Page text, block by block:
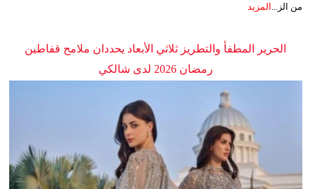
من الز...
المزيد
الحرير المطفأ والتطريز ثلاثي الأبعاد يحددان ملامح قفاطين
رمضان 2026 لدى شالكي